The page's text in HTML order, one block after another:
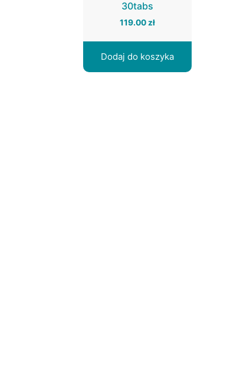
30tabs
119.00zł
Dodaj do koszyka